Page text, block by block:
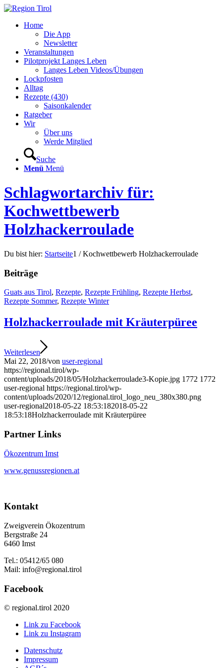
Home
Die App
Newsletter
Veranstaltungen
Pilotprojekt Langes Leben
Langes Leben Videos/Übungen
Lockpfosten
Alltag
Rezepte (430)
Saisonkalender
Ratgeber
Wir
Über uns
Werde Mitglied
Suche
Menü Menü
Schlagwortarchiv für:
Kochwettbewerb
Holzhackerroulade
Du bist hier: Startseite1 / Kochwettbewerb Holzhackerroulade
Beiträge
Guats aus Tirol, Rezepte, Rezepte Frühling, Rezepte Herbst,
Rezepte Sommer, Rezepte Winter
Holzhackerroulade mit Kräuterpüree
Weiterlesen
Mai 22, 2018/von user-regional
https://regional.tirol/wp-
content/uploads/2018/05/Holzhackerroulade3-Kopie.jpg 1772 1772
user-regional https://regional.tirol/wp-
content/uploads/2020/12/regional.tirol_logo_neu_380x380.png
user-regional2018-05-22 18:53:182018-05-22
18:53:18Holzhackerroulade mit Kräuterpüree
Partner Links
Ökozentrum Imst
www.genussregionen.at
Kontakt
Zweigverein Ökozentrum
Bergstraße 24
6460 Imst
Tel.: 05412/65 080
Mail: info@regional.tirol
Facebook
© regional.tirol 2020
Link zu Facebook
Link zu Instagram
Datenschutz
Impressum